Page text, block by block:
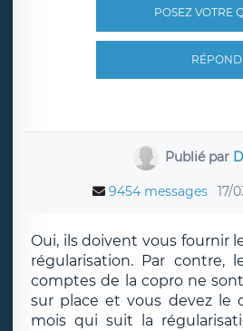
POSEZ VOTRE
Publié par
9454 messages 17/
Oui, ils doivent vous fournir
régularisation. Par contre,
comptes de la copro ne
sur place et vous devez le
mois qui suit la